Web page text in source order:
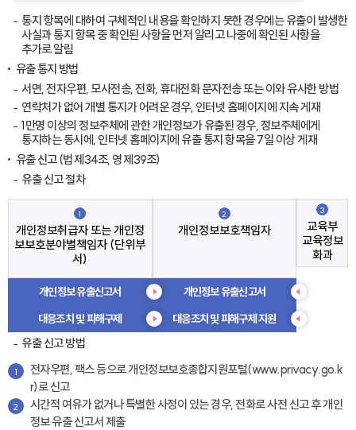
통지 항목에 대하여 구체적인 내용을 확인하지 못한 경우에는 유출이 발생한
사실과 통지 항목 중 확인된 사항을 먼저 알리고 나중에 확인된 사항을
추가로 알림
유출 통지 방법
서면, 전자우편, 모사전송, 전화, 휴대전화 문자전송 또는 이와 유사한 방법
연락처가 없어 개별 통지가 어려운 경우, 인터넷 홈페이지에 지속 게재
1만명 이상의 정보주체에 관한 개인정보가 유출된 경우, 정보주체에게
통지하는 동시에, 인터넷 홈페이지에 유출 통지 항목을 7일 이상 게재
유출 신고 (법 제34조, 영 제39조)
유출 신고 절차
1
개인정보취급자 또는 개인정
보보호분야별책임자 (단위부
서)
개인정보 유출신고서
대응조치 및 피해구제
2
개인정보보호책임자
개인정보 유출신고서
대응조치 및 피해구제 지원
3
교육부
교육정보
화과
유출 신고 방법
1
전자우편, 팩스 등으로 개인정보보호종합지원포털(www.privacy.go.k
r)로 신고
2
시간적 여유가 없거나 특별한 사정이 있는 경우, 전화로 사전 신고 후 개인
정보 유출 신고서 제출